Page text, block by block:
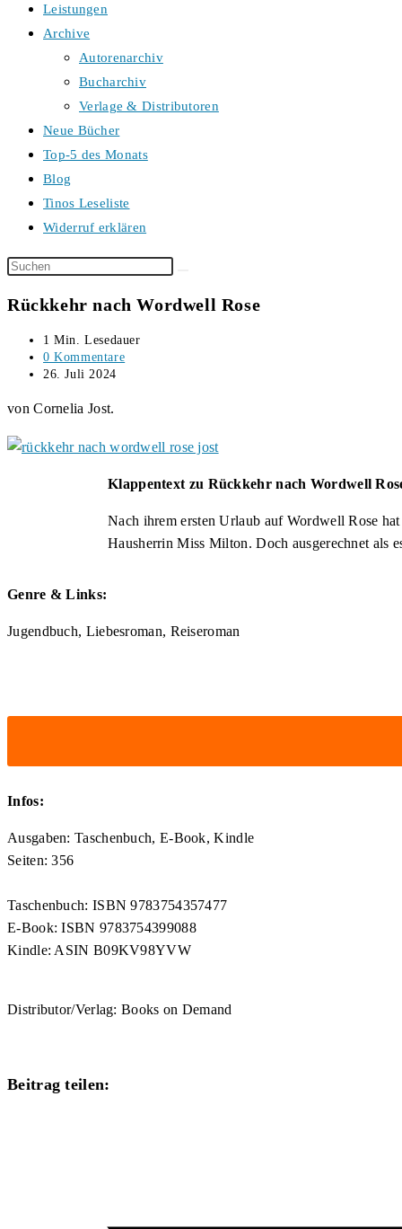
Leistungen
Archive
Autorenarchiv
Bucharchiv
Verlage & Distributoren
Neue Bücher
Top-5 des Monats
Blog
Tinos Leseliste
Widerruf erklären
Diese
durchsuchen
Rückkehr nach Wordwell Rose
Lesedauer:
1 Min. Lesedauer
Beitrags-
Kommentare:
0 Kommentare
Beitrag
26. Juli 2024
von Cornelia Jost.
Klappentext zu Rückkehr nach Wordwell
Nach ihrem ersten Urlaub auf Wordwell Rose
Hausherrin Miss Milton. Doch ausgerechnet als
Genre & Links:
Jugendbuch, Liebesroman, Reiseroman
Infos:
Ausgaben: Taschenbuch, E-Book, Kindle
Seiten: 356
Taschenbuch: ISBN 9783754357477
E-Book: ISBN 9783754399088
Kindle: ASIN B09KV98YVW
Distributor/Verlag: Books on Demand
Beitrag teilen: